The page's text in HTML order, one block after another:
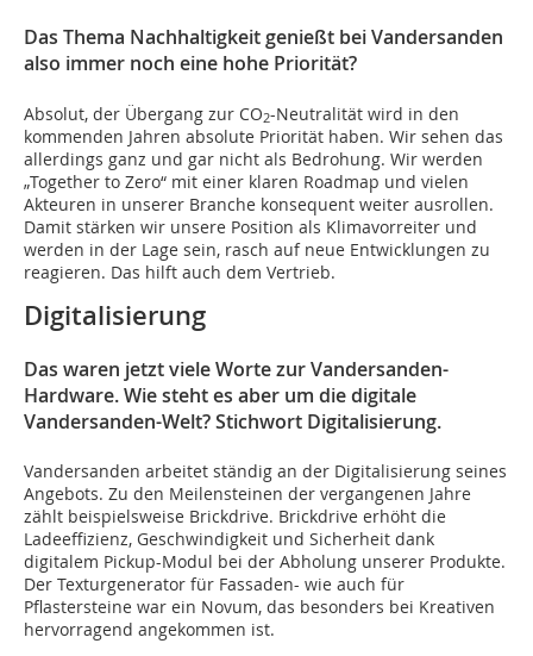
Das Thema Nachhaltigkeit genießt bei Vandersanden
also immer noch eine hohe Priorität?
Absolut, der Übergang zur CO2-Neutralität wird in den
kommenden Jahren absolute Priorität haben. Wir sehen das
allerdings ganz und gar nicht als Bedrohung. Wir werden
„Together to Zero“ mit einer klaren Roadmap und vielen
Akteuren in unserer Branche konsequent weiter ausrollen.
Damit stärken wir unsere Position als Klimavorreiter und
werden in der Lage sein, rasch auf neue Entwicklungen zu
reagieren. Das hilft auch dem Vertrieb.
Digitalisierung
Das waren jetzt viele Worte zur Vandersanden-
Hardware. Wie steht es aber um die digitale
Vandersanden-Welt? Stichwort Digitalisierung.
Vandersanden arbeitet ständig an der Digitalisierung seines
Angebots. Zu den Meilensteinen der vergangenen Jahre
zählt beispielsweise Brickdrive. Brickdrive erhöht die
Ladeeffizienz, Geschwindigkeit und Sicherheit dank
digitalem Pickup-Modul bei der Abholung unserer Produkte.
Der Texturgenerator für Fassaden- wie auch für
Pflastersteine war ein Novum, das besonders bei Kreativen
hervorragend angekommen ist.